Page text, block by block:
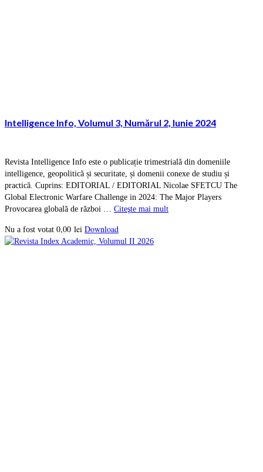
Intelligence Info, Volumul 3, Numărul 2, Iunie 2024
Revista Intelligence Info este o publicație trimestrială din domeniile
intelligence, geopolitică și securitate, și domenii conexe de studiu și
practică. Cuprins: EDITORIAL / EDITORIAL Nicolae SFETCU The
Global Electronic Warfare Challenge in 2024: The Major Players
Provocarea globală de război … Citeşte mai mult
Nu a fost votat 0,00 lei Download